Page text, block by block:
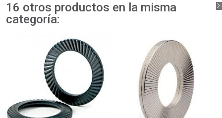
16 otros productos en la misma
categoría: